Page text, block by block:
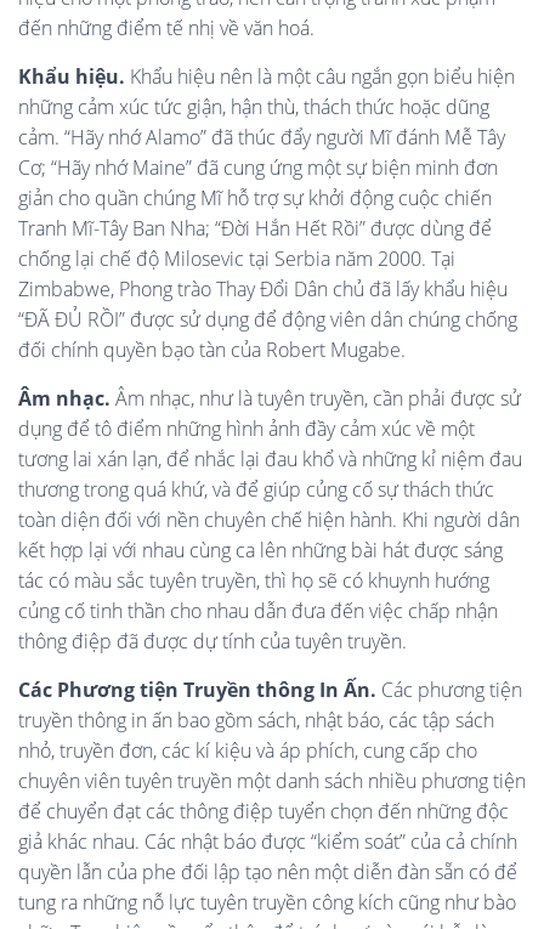
đến những điểm tế nhị về văn hoá.
Khẩu hiệu. Khẩu hiệu nên là một câu ngắn gọn biểu hiện
những cảm xúc tức giận, hận thù, thách thức hoặc dũng
cảm. “Hãy nhớ Alamo” đã thúc đẩy người Mĩ đánh Mễ Tây
Cơ; “Hãy nhớ Maine” đã cung ứng một sự biện minh đơn
giản cho quần chúng Mĩ hỗ trợ sự khởi động cuộc chiến
Tranh Mĩ-Tây Ban Nha; “Đời Hắn Hết Rồi” được dùng để
chống lại chế độ Milosevic tại Serbia năm 2000. Tại
Zimbabwe, Phong trào Thay Đổi Dân chủ đã lấy khẩu hiệu
“ĐÃ ĐỦ RỒI” được sử dụng để động viên dân chúng chống
đối chính quyền bạo tàn của Robert Mugabe.
Âm nhạc. Âm nhạc, như là tuyên truyền, cần phải được sử
dụng để tô điểm những hình ảnh đầy cảm xúc về một
tương lai xán lạn, để nhắc lại đau khổ và những kỉ niệm đau
thương trong quá khứ, và để giúp củng cố sự thách thức
toàn diện đối với nền chuyên chế hiện hành. Khi người dân
kết hợp lại với nhau cùng ca lên những bài hát được sáng
tác có màu sắc tuyên truyền, thì họ sẽ có khuynh hướng
củng cố tinh thần cho nhau dẫn đưa đến việc chấp nhận
thông điệp đã được dự tính của tuyên truyền.
Các Phươngtiện Truyền thông In Ấn. Các phương tiện
truyền thông in ấn bao gồm sách, nhật báo, các tập sách
nhỏ, truyền đơn, các kí kiệu và áp phích, cung cấp cho
chuyên viên tuyên truyền một danh sách nhiều phương tiện
để chuyển đạt các thông điệp tuyển chọn đến những độc
giả khác nhau. Các nhật báo được “kiểm soát” của cả chính
quyền lẫn của phe đối lập tạo nên một diễn đàn sẵn có để
tung ra những nỗ lực tuyên truyền công kích cũng như bào